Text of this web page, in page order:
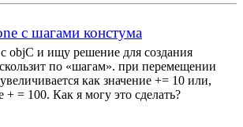
с шагами констума
objC и ищу решение для создания
по «шагам». при перемещении
как значение += 10 или,
+ = 100. Как я могу это сделать?